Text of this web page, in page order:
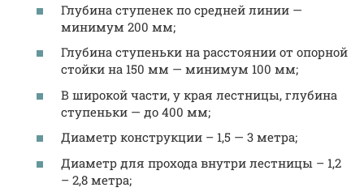
Глубина ступенек по средней линии —
минимум 200 мм;
Глубина ступеньки на расстоянии от опорной
стойки на 150 мм — минимум 100 мм;
В широкой части, у края лестницы, глубина
ступеньки — до 400 мм;
Диаметр конструкции – 1,5 — 3 метра;
Диаметр для прохода внутри лестницы – 1,2
– 2,8 метра;